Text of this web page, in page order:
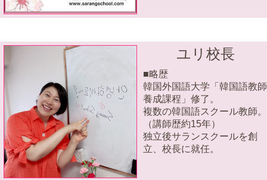
ユリ校長
■略歴
韓国外国語大学「韓国語教師
養成課程」修了。
複数の韓国語スクール教師。
（講師歴約15年）
独立後サランスクールを創
立、校長に就任。